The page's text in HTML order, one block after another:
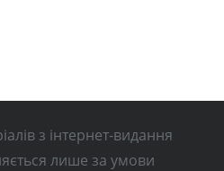
з інтернет-видання
лише за умови